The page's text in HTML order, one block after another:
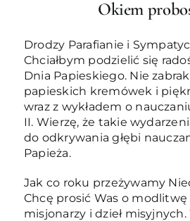
Okiem
Drodzy Parafianie i
Chciałbym podzielić się
Dnia Papieskiego. Nie
papieskich kremówek i
wraz z wykładem o
II. Wierzę, że takie
do odkrywania głębi
Papieża.
Jak co roku przeżywamy
Chcę prosić Was o
misjonarzy i dzieł